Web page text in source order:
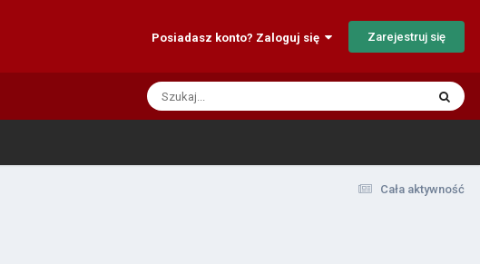
Posiadasz konto? Zaloguj się Zarejestruj się
Cała aktywność